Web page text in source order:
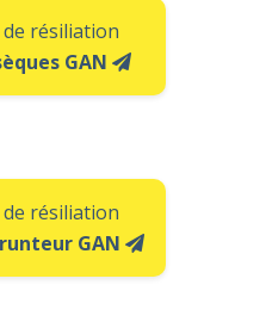
résiliation
GAN
résiliation
GAN